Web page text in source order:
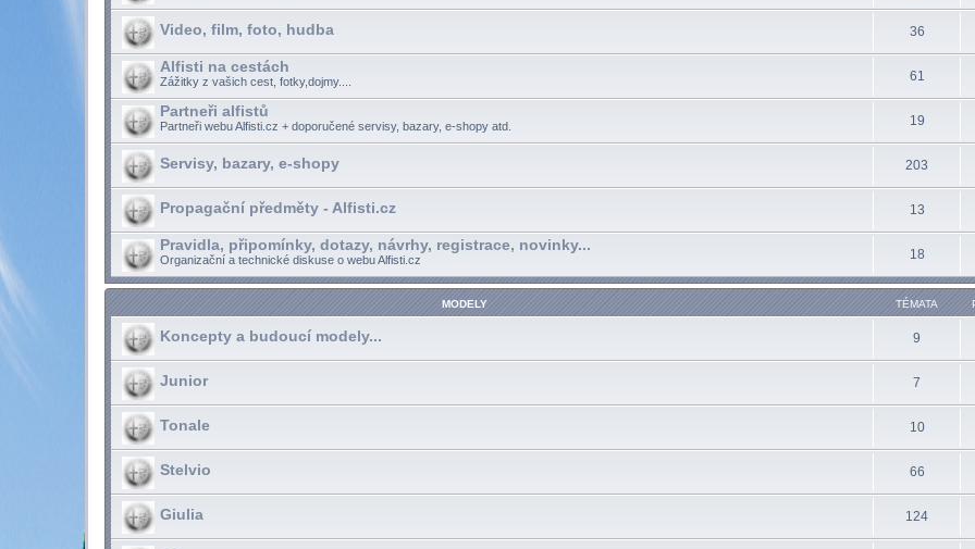
Video, film, foto, hudba 36
Alfisti na cestách
Zážitky z vašich cest, fotky,dojmy.... 61
Partneři alfistů
Partneři webu Alfisti.cz + doporučené servisy, bazary, e-shopy atd. 19
Servisy, bazary, e-shopy 203
Propagační předměty - Alfisti.cz 13
Pravidla, připomínky, dotazy, návrhy, registrace, novinky...
Organizační a technické diskuse o webu Alfisti.cz 18
MODELY TÉMATA
Koncepty a budoucí modely... 9
Junior 7
Tonale 10
Stelvio 66
Giulia 124